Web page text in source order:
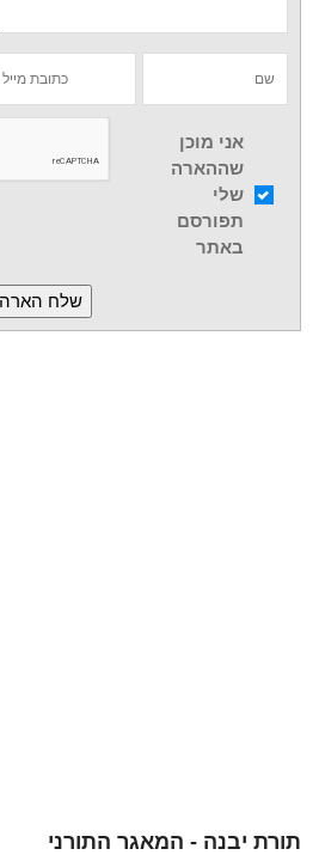
תורת יבנה - המאגר התורני
אני מוכן
שההארה
שלי
תפורסם
באתר